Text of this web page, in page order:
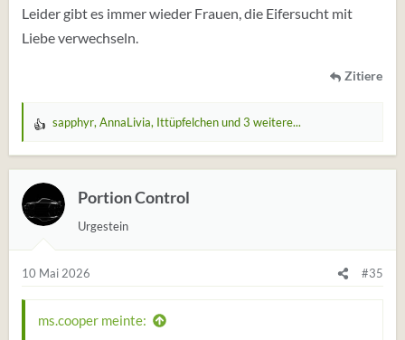
:
Leider gibt es immer wieder Frauen, die Eifersucht mit
Liebe verwechseln.
Zitiere
W
r
t
u
n
e
n
sapphyr, AnnaLivia, Ittüpfelchenund 3 weitere...
Portion Control
Urgestein
10 Mai 2026 #35
ms.cooper meinte: